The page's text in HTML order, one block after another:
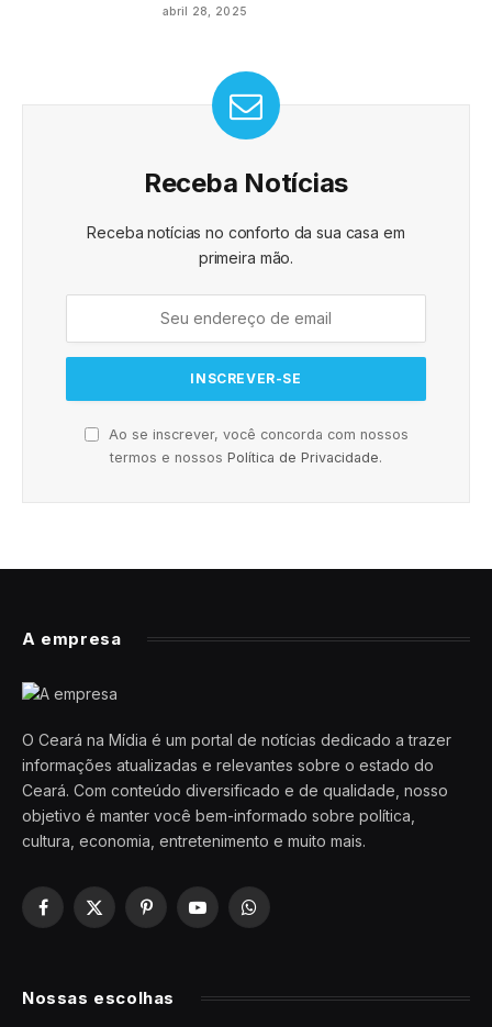
abril 28, 2025
Receba Notícias
Receba notícias no conforto da sua casa em
primeira mão.
Ao se inscrever, você concorda com nossos
termos e nossos Política de Privacidade.
A empresa
O Ceará na Mídia é um portal de notícias dedicado a trazer
informações atualizadas e relevantes sobre o estado do
Ceará. Com conteúdo diversificado e de qualidade, nosso
objetivo é manter você bem-informado sobre política,
cultura, economia, entretenimento e muito mais.
Facebook
X
PinterestYouTubeWhatsApp
Nossas escolhas